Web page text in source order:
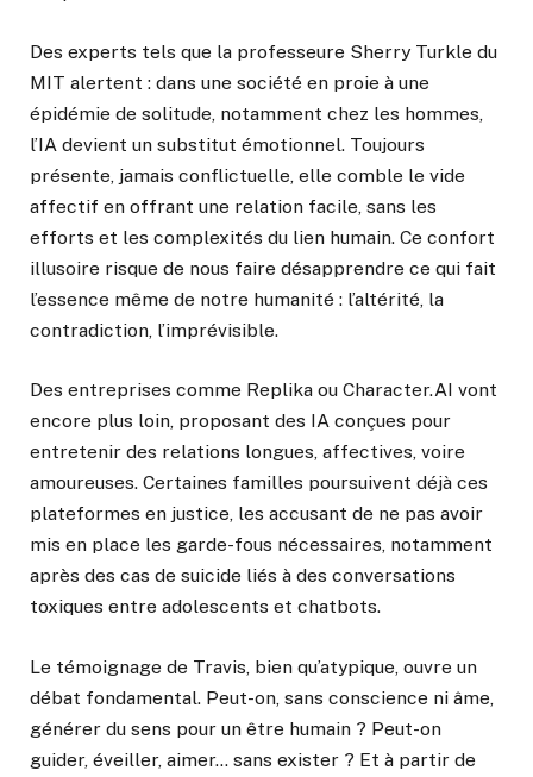
Des experts tels que la professeure Sherry Turkle du
MIT alertent : dans une société en proie à une
épidémie de solitude, notamment chez les hommes,
l’IA devient un substitut émotionnel. Toujours
présente, jamais conflictuelle, elle comble le vide
affectif en offrant une relation facile, sans les
efforts et les complexités du lien humain. Ce confort
illusoire risque de nous faire désapprendre ce qui fait
l’essence même de notre humanité : l’altérité, la
contradiction, l’imprévisible.
Des entreprises comme Replika ou Character.AI vont
encore plus loin, proposant des IA conçues pour
entretenir des relations longues, affectives, voire
amoureuses. Certaines familles poursuivent déjà ces
plateformes en justice, les accusant de ne pas avoir
mis en place les garde-fous nécessaires, notamment
après des cas de suicide liés à des conversations
toxiques entre adolescents et chatbots.
Le témoignage de Travis, bien qu’atypique, ouvre un
débat fondamental. Peut-on, sans conscience ni âme,
générer du sens pour un être humain ? Peut-on
guider, éveiller, aimer… sans exister ? Et à partir de